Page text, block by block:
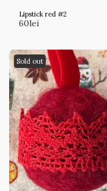
Lipstick red #2
60lei
Sold out